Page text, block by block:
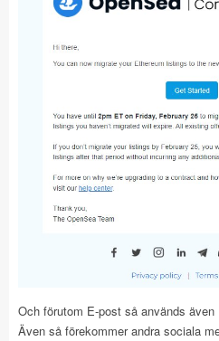
Och förutom E-post så används
Även så förekommer andra sociala